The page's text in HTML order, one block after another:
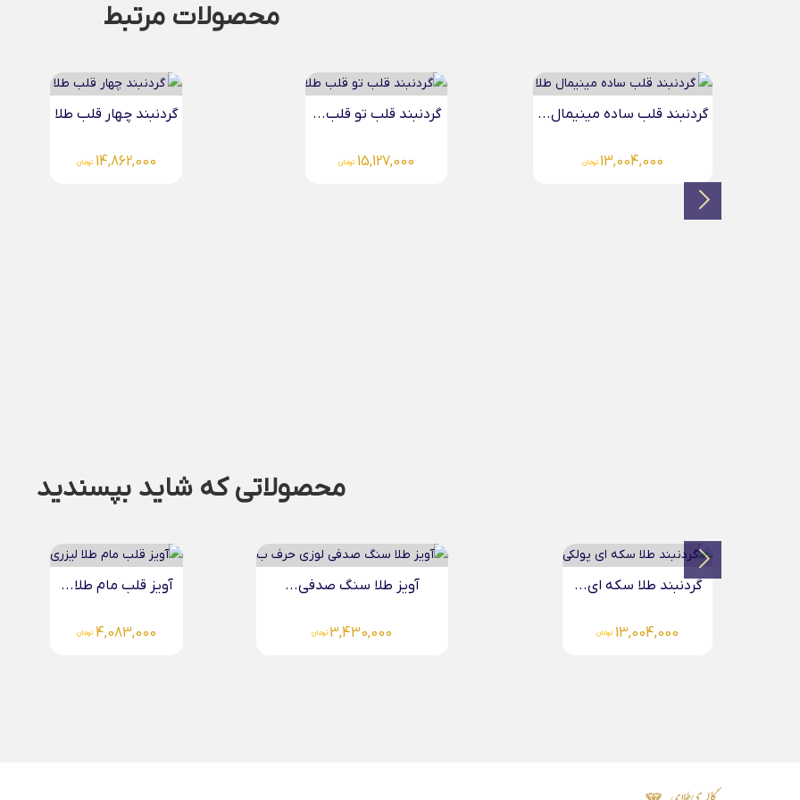
محصولات مرتبط
گردنبند قلب تو قلب...
15,127,000 تومان
گردنبند چهار قلب طلا
14,862,000 تومان
گردنبند پروانه طلا
14,862,000 تومان
محصولاتی که شاید بپسندید
آویز طلا سنگ صدفی...
3,430,000
آویز قلب مام طلا...
4,083,000 تومان
دستبند میوکی پروانه لیزری...
4,083,000